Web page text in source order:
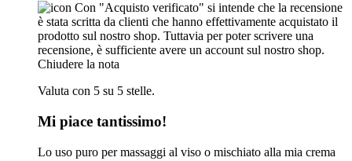
Con "Acquisto verificato" si intende che la recensione
è stata scritta da clienti che hanno effettivamente acquistato il
prodotto sul nostro shop. Tuttavia per poter scrivere una
recensione, è sufficiente avere un account sul nostro shop.
Chiudere la nota
Valuta con 5 su 5 stelle.
Mi piace tantissimo!
Lo uso puro per massaggi al viso o mischiato alla mia crema